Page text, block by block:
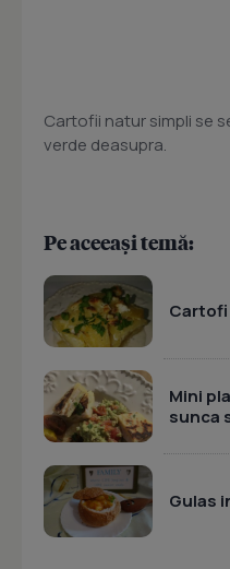
Cartofii natur simpli se
verde deasupra.
Pe aceeași temă:
Mini
sunca
Gulas